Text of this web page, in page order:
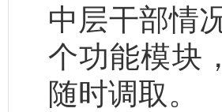
中层干部情
个功能模块
随时调取。